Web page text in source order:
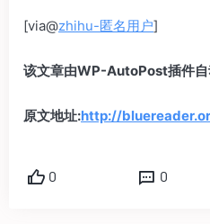
[via@zhihu-匿名用户]
该文章由WP-AutoPost插件自
原文地址:http://
0 0